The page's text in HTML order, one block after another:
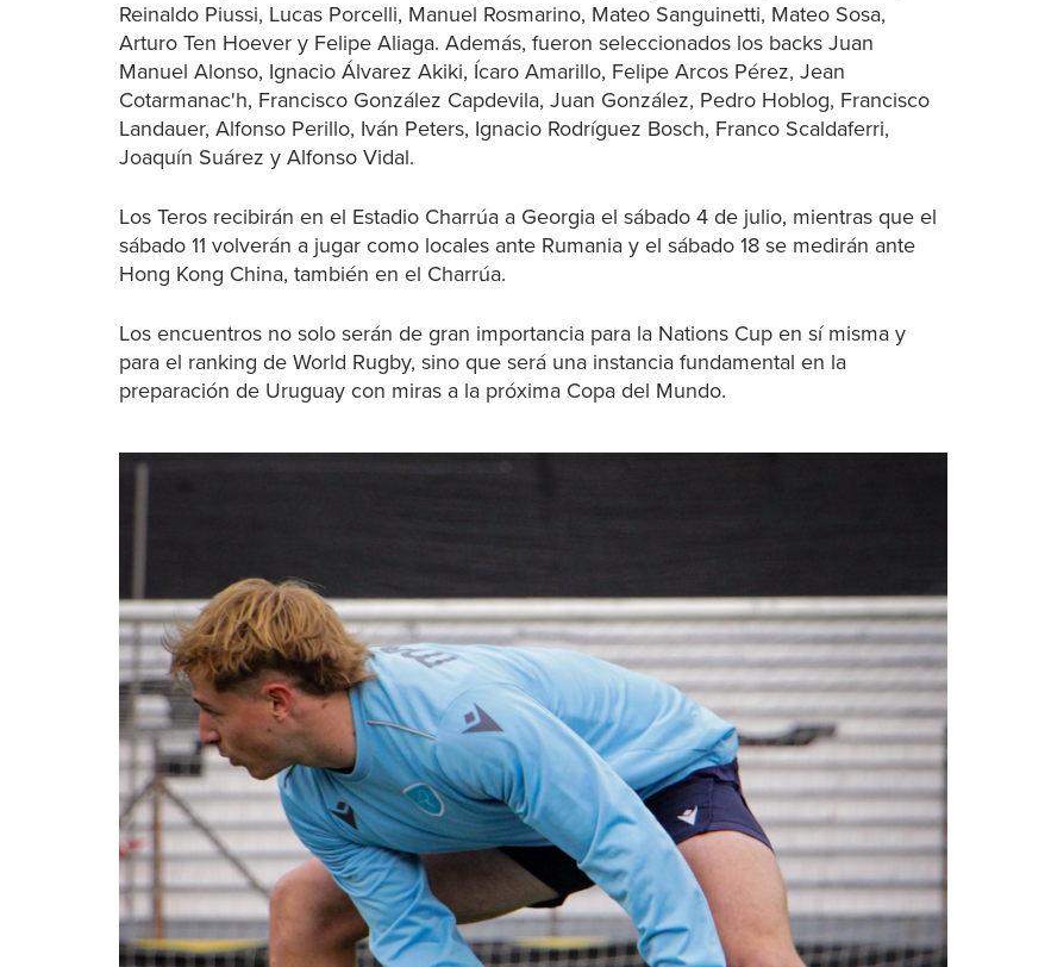
Reinaldo Piussi, Lucas Porcelli, Manuel Rosmarino, Mateo Sanguinetti, Mateo Sosa,
Arturo Ten Hoever y Felipe Aliaga. Además, fueron seleccionados los backs Juan
Manuel Alonso, Ignacio Álvarez Akiki, Ícaro Amarillo, Felipe Arcos Pérez, Jean
Cotarmanac'h, Francisco González Capdevila, Juan González, Pedro Hoblog, Francisco
Landauer, Alfonso Perillo, Iván Peters, Ignacio Rodríguez Bosch, Franco Scaldaferri,
Joaquín Suárez y Alfonso Vidal.
Los Teros recibirán en el Estadio Charrúa a Georgia el sábado 4 de julio, mientras que el
sábado 11 volverán a jugar como locales ante Rumania y el sábado 18 se medirán ante
Hong Kong China, también en el Charrúa.
Los encuentros no solo serán de gran importancia para la Nations Cup en sí misma y
para el ranking de World Rugby, sino que será una instancia fundamental en la
preparación de Uruguay con miras a la próxima Copa del Mundo.